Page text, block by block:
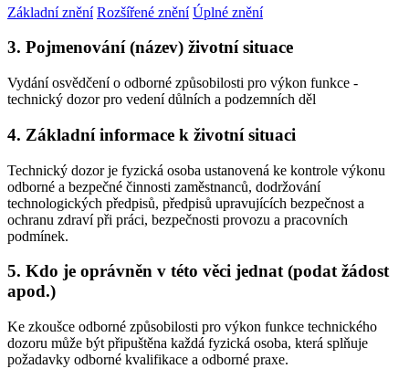
Základní znění Rozšířené znění Úplné znění
3. Pojmenování (název) životní situace
Vydání osvědčení o odborné způsobilosti pro výkon funkce -
technický dozor pro vedení důlních a podzemních děl
4. Základní informace k životní situaci
Technický dozor je fyzická osoba ustanovená ke kontrole výkonu
odborné a bezpečné činnosti zaměstnanců, dodržování
technologických předpisů, předpisů upravujících bezpečnost a
ochranu zdraví při práci, bezpečnosti provozu a pracovních
podmínek.
5. Kdo je oprávněn v této věci jednat (podat žádost
apod.)
Ke zkoušce odborné způsobilosti pro výkon funkce technického
dozoru může být připuštěna každá fyzická osoba, která splňuje
požadavky odborné kvalifikace a odborné praxe.